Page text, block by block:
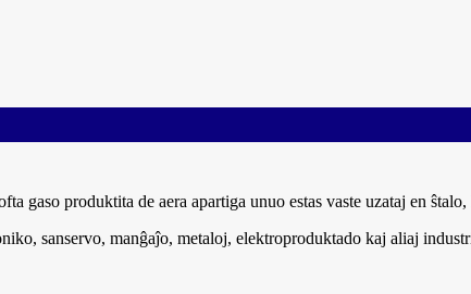
gaso produktita de aera apartiga unuo estas vaste uzataj en
sanservo, manĝaĵo, metaloj, elektroproduktado kaj aliaj